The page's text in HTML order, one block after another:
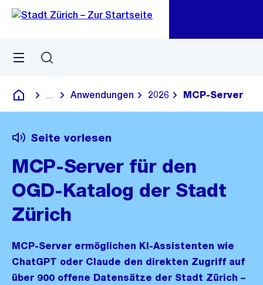
Navigation
Sprunglink
Menü
Deutsch
Blende alle Breadcrumbs ein
Anwendungen 2026 MCP-Server
Seite vorlesen
MCP-Server für den
OGD-Katalog der Stadt
Zürich
MCP-Server ermöglichen KI-Assistenten wie
ChatGPT oder Claude den direkten Zugriff auf
über 900 offene Datensätze der Stadt Zürich –